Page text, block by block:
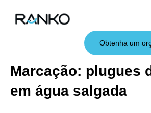
Obtenha um
Marcação: plugues
em água salgada